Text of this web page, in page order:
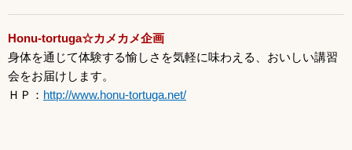
Honu-tortuga☆カメカメ企画
身体を通じて体験する愉しさを気軽に味わえる、おいしい講習
会をお届けします。
ＨＰ： http://www.honu-tortuga.net/